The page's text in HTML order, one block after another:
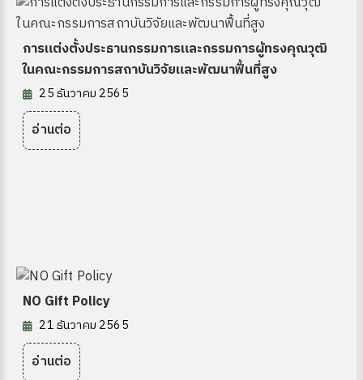
การแต่งตั้งประธานกรรมการและกรรมการผู้ทรงคุณวุฒิ
ในคณะกรรมการสถาบันวิจัยและพัฒนาฟื้นที่สูง
25 ธันวาคม 2565
อ่านต่อ
NO Gift Policy
21 ธันวาคม 2565
อ่านต่อ